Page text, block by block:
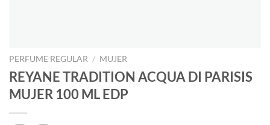
PERFUME REGULAR / MUJER
REYANE TRADITION ACQUA DI PARISIS
MUJER 100 ML EDP